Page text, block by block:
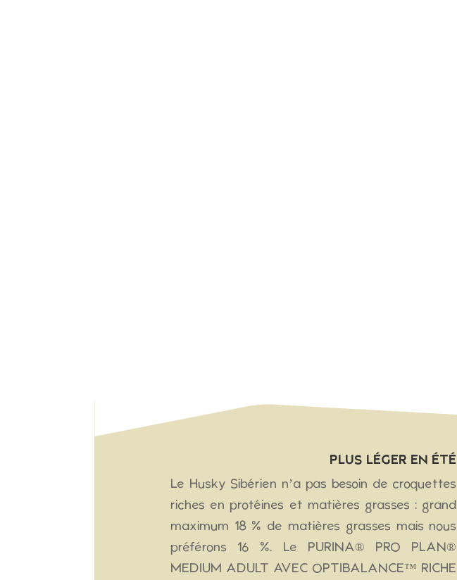
PLUS LÉGER EN ÉTÉ
Le Husky Sibérien n’a pas besoin de croquettes
riches en protéines et matières grasses : grand
maximum 18 % de matières grasses mais nous
préférons 16 %. Le PURINA® PRO PLAN®
MEDIUM ADULT AVEC OPTIBALANCE™ RICHE